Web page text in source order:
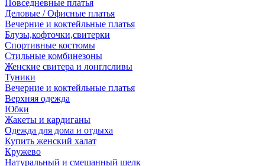
Повседневные платья
Деловые / Офисные платья
Вечерние и коктейльные платья
Блузы,кофточки,свитерки
Спортивные костюмы
Стильные комбинезоны
Женские свитера и лонглсливы
Туники
Вечерние и коктейльные платья
Верхняя одежда
Юбки
Жакеты и кардиганы
Одежда для дома и отдыха
Купить женский халат
Кружево
Натуральный и смешанный шелк